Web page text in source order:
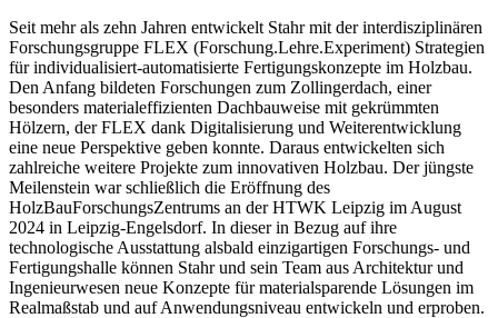
Seit mehr als zehn Jahren entwickelt Stahr mit der interdisziplinären
Forschungsgruppe FLEX (Forschung.Lehre.Experiment) Strategien
für individualisiert-automatisierte Fertigungskonzepte im Holzbau.
Den Anfang bildeten Forschungen zum Zollingerdach, einer
besonders materialeffizienten Dachbauweise mit gekrümmten
Hölzern, der FLEX dank Digitalisierung und Weiterentwicklung
eine neue Perspektive geben konnte. Daraus entwickelten sich
zahlreiche weitere Projekte zum innovativen Holzbau. Der jüngste
Meilenstein war schließlich die Eröffnung des
HolzBauForschungsZentrums an der HTWK Leipzig im August
2024 in Leipzig-Engelsdorf. In dieser in Bezug auf ihre
technologische Ausstattung alsbald einzigartigen Forschungs- und
Fertigungshalle können Stahr und sein Team aus Architektur und
Ingenieurwesen neue Konzepte für materialsparende Lösungen im
Realmaßstab und auf Anwendungsniveau entwickeln und erproben.